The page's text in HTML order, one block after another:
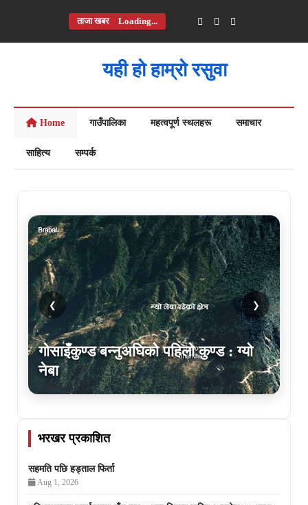
ताजा खबर Loading...
यही हो हाम्रो रसुवा
Home गाउँपालिका महत्वपूर्ण स्थलहरू समाचार
साहित्य सम्पर्क
❮ ❯
गोसाइँकुण्ड बन्नुअघिको पहिलो कुण्ड : ग्यो
नेबा
भरखर प्रकाशित
सहमति पछि हड्ताल फिर्ता
Aug 1, 2026